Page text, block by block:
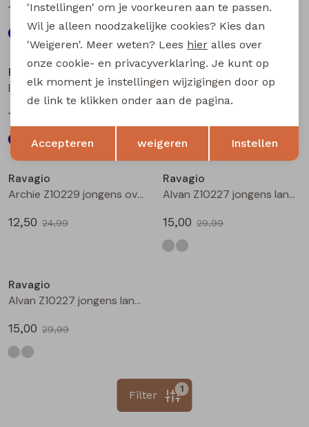
17,99
17,99
Ravagio
Bez W20208 jongens T-shirt lm Bruin
17,99
Ravagio
Ravagio
Archie Z10229 jongens overhemd km Groen donker
12,50 24,99
Ravagio
Alvan Z10227 jongens lange broek Antra
15,00 29,99
Ravagio
Alvan Z10227 jongens lange broek Grijs midden
15,00 29,99
1
Filter
Terug Opslaan
'Instellingen' om je voorkeuren aan te passen.
Wil je alleen noodzakelijke cookies? Kies dan
'Weigeren'. Meer weten? Lees hier alles over
onze cookie- en privacyverklaring. Je kunt op
elk moment je instellingen wijzigingen door op
de link te klikken onder aan de pagina.
Accepteren weigeren Instellen